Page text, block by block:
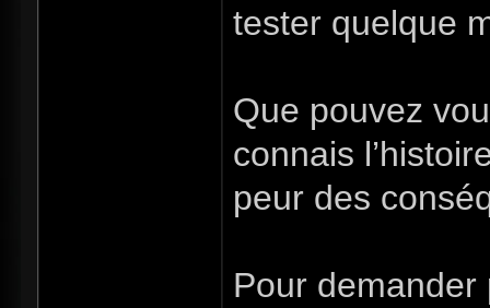
tester quelque
Que pouvez
connais
peur des
Pour